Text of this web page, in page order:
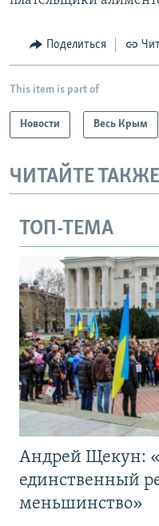
Поделиться
This item is part of
Новости Весь Крым
ЧИТАЙТЕ
ТОП-ТЕМА
Андрей Щекун:
единственный
меньшинство»